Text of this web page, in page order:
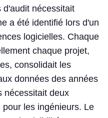
d'audit nécessitait
a été identifié lors d'un
logicielles. Chaque
chaque projet,
consolidait les
données des années
nécessitait deux
les ingénieurs. Le